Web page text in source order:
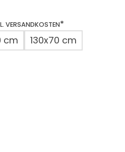
VERSANDKOSTEN*
cm
130x70 cm